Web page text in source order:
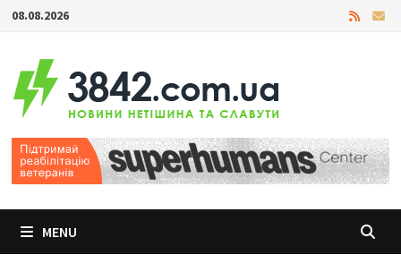
Skip
content
08.08.2026
MENU